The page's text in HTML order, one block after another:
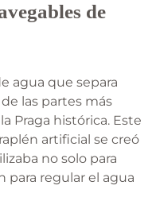
de
agua que separa
las partes más
Praga histórica. Este
artificial se creó
no solo para
para regular el agua